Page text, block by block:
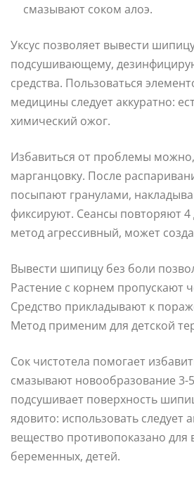
смазывают соком алоэ.
Уксус позволяет вывести
подсушивающему,
средства. Пользоваться
медицины следует аккуратно:
химический ожог.
Избавиться от проблемы
марганцовку. После
посыпают гранулами,
фиксируют. Сеансы повторяют
метод агрессивный, может
Вывести шипицу без боли
Растение с корнем пропускают
Средство прикладывают к
Метод применим для детской
Сок чистотела помогает
смазывают новообразование 3-
подсушивает поверхность
ядовито: использовать следует
вещество противопоказано для
беременных, детей.